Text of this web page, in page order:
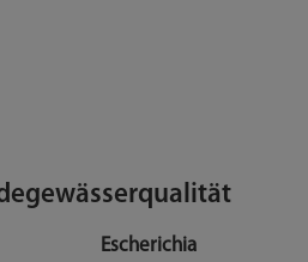
Escherichia